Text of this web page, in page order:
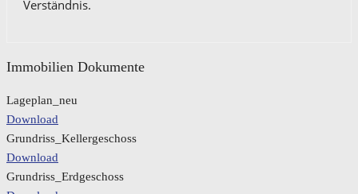
Verständnis.
Immobilien Dokumente
Lageplan_neu
Download
Grundriss_Kellergeschoss
Download
Grundriss_Erdgeschoss